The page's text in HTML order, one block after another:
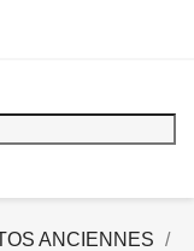
ANCIENNES